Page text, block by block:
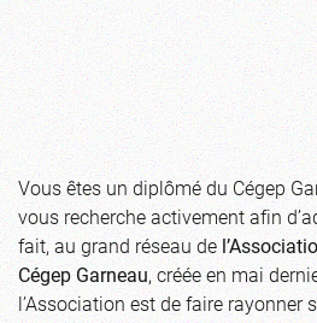
Vous êtes un diplômé du Cégep
vous recherche activement afin
fait, au grand réseau de
Cégep Garneau, créée en mai
l’Association est de faire rayonner